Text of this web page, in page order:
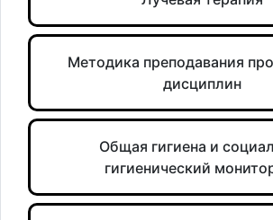
Методика преподавания
дисциплин
Общая гигиена и
гигиенический